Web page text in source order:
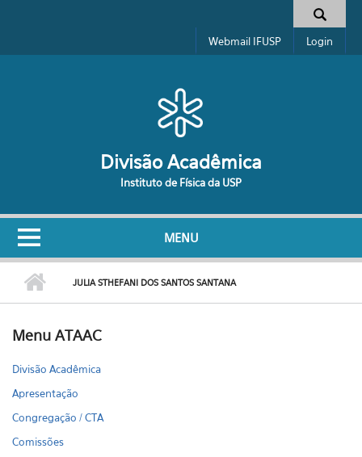
Formulário de busca
Webmail IFUSP Login
Divisão Acadêmica
Instituto de Física da USP
MENU
JULIA STHEFANI DOS SANTOS SANTANA
Menu ATAAC
Divisão Acadêmica
Apresentação
Congregação / CTA
Comissões